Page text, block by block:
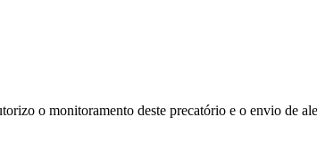
o monitoramento deste precatório e o envio de